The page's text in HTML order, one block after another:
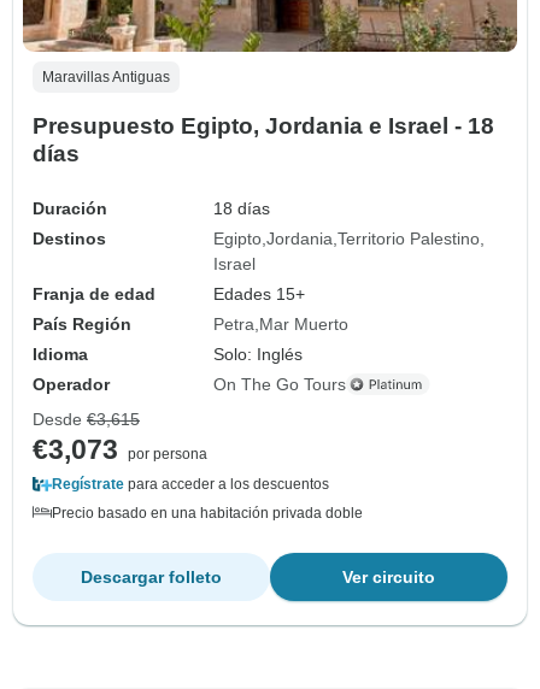
Maravillas Antiguas
Presupuesto Egipto, Jordania e Israel - 18
días
Duración
18 días
Destinos
Egipto Jordania Territorio Palestino
Israel
Franja de edad
Edades 15+
País Región
Petra Mar Muerto
Idioma
Solo: Inglés
Operador
On The Go Tours
Desde €3,615
€3,073
por persona
Regístrate para acceder a los descuentos
Precio basado en una habitación privada doble
Ver circuito
Descargar folleto